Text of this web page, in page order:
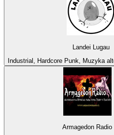
Landei Lugau
Industrial, Hardcore Punk, Muzyka
Armagedon Radio